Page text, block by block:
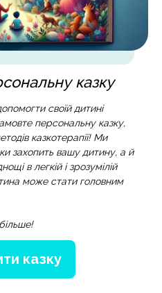
казку
своїй дитині
персональну казку,
казкотерапії! Ми
захопить вашу дитину, а й
в легкій і зрозумілій
може стати головним
казку